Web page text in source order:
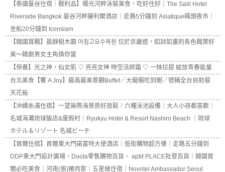
【泰國曼谷住宿｜戰利品】陽光河畔泳裝美食，吃好住好｜The Salil Hotel
Riverside Bangkok 曼谷河畔薩利爾酒店｜走路5分鐘到 Asiatique碼頭夜市｜
坐船20分鐘到 Iconsiam
【韓國賞楓】晨靜樹木園 아침고요수목원 位於京畿道，如詩如畫的各色楓葉好
美～韓劇男女主角換你當
【保養】光之神，仙女肌 ♡ 亮亮女神 時空活妍霜 ♡ 一抹拉提 綻放青春能量
台北美食【饗 A Joy】最高最美景觀Buffet／大龍蝦吃到飽／號稱全台自助餐
天花板
【沖繩糸滿住宿】一望無際海景房好放鬆｜六種泳池設備｜大人小孩都喜歡｜
名城海灘琉球飯店&度假村｜Ryukyu Hotel & Resort Nashiro Beach ｜琉球
ホテル＆リゾート 名城ビーチ
【首爾住宿】首爾東大門諾富特大使酒店｜逛街購物超方便｜走路五分鐘到
DDP東大門設計廣場、Doota零售購物百貨、 apM PLACE批發百貨｜韓國首
爾必吃美食｜河南(張)豬肉家｜五星級住宿｜Novotel Ambassador Seoul